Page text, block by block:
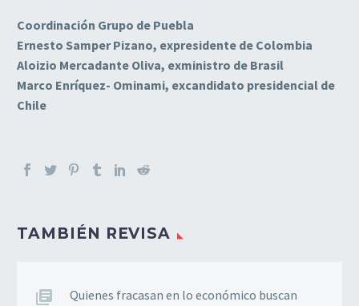
Coordinación Grupo de Puebla
Ernesto Samper Pizano, expresidente de Colombia
Aloizio Mercadante Oliva, exministro de Brasil
Marco Enríquez- Ominami, excandidato presidencial de
Chile
TAMBIÉN REVISA
Quienes fracasan en lo económico buscan